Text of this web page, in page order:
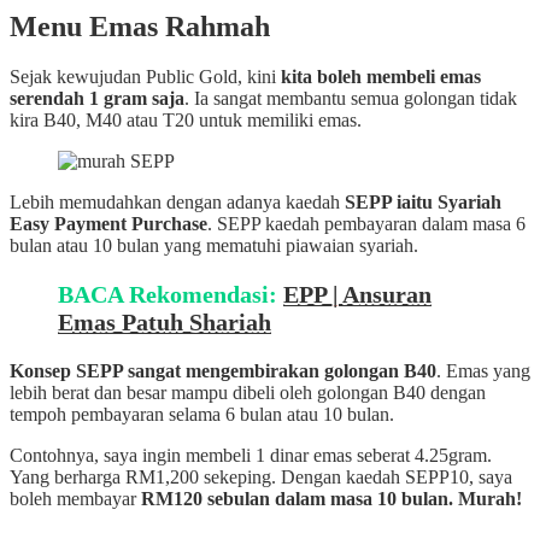
Menu Emas Rahmah
Sejak kewujudan Public Gold, kini kita boleh membeli emas
serendah 1 gram saja. Ia sangat membantu semua golongan tidak
kira B40, M40 atau T20 untuk memiliki emas.
Lebih memudahkan dengan adanya kaedah SEPP iaitu Syariah
Easy Payment Purchase. SEPP kaedah pembayaran dalam masa 6
bulan atau 10 bulan yang mematuhi piawaian syariah.
BACA Rekomendasi: EPP | Ansuran
Emas Patuh Shariah
Konsep SEPP sangat mengembirakan golongan B40. Emas yang
lebih berat dan besar mampu dibeli oleh golongan B40 dengan
tempoh pembayaran selama 6 bulan atau 10 bulan.
Contohnya, saya ingin membeli 1 dinar emas seberat 4.25gram.
Yang berharga RM1,200 sekeping. Dengan kaedah SEPP10, saya
boleh membayarRM120 sebulan dalam masa 10 bulan. Murah!